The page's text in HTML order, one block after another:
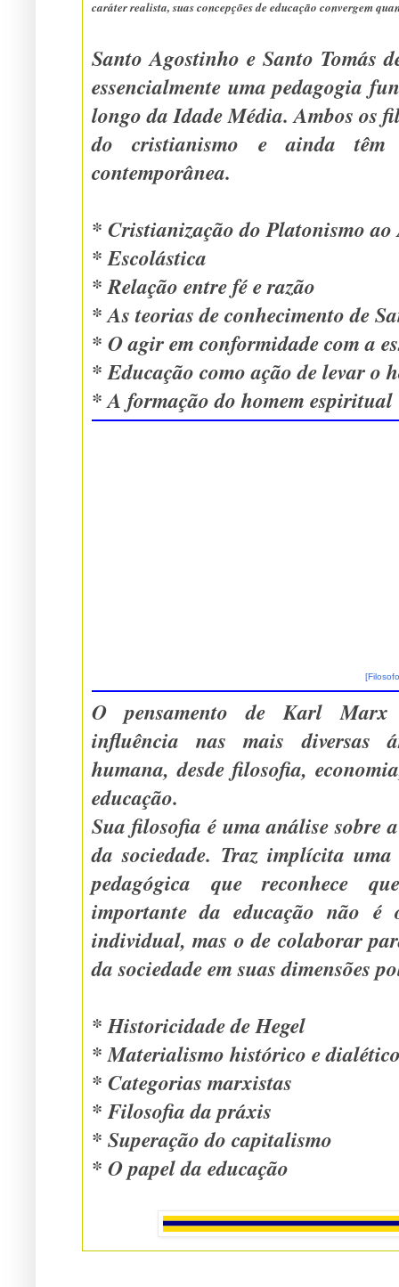
Santo Agostinho e Santo Tomás de
essencialmente uma pedagogia fundada na
longo da Idade Média. Ambos os filósofos estão na
do cristianismo e ainda têm profunda influência
contemporânea.
* Cristianização do Platonismo
* Escolástica
* Relação entre fé e razão
* As teorias de conhecimento de
* O agir em conformidade com a
* Educação como ação de levar o
* A formação do homem espiritual
O pensamento de Karl Marx
humana, desde filosofia,
educação.
Sua filosofia é uma análise sobre
da sociedade. Traz implícita uma proposta político-
pedagógica que reconhece
importante da educação não é
individual, mas o de colaborar para a transformação
da sociedade em suas dimensões
* Historicidade de Hegel
* Materialismo histórico e
* Categorias marxistas
* Filosofia da práxis
* Superação do capitalismo
* O papel da educação